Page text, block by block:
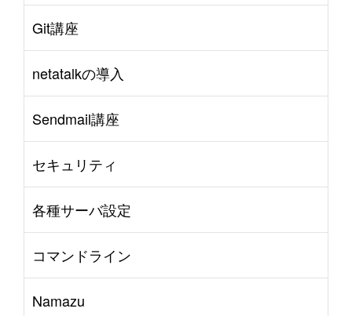
Git講座
netatalkの導入
Sendmail講座
セキュリティ
各種サーバ設定
コマンドライン
Namazu